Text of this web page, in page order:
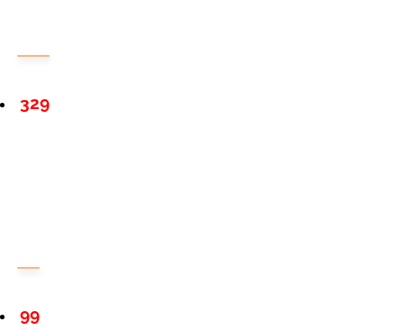
329
99